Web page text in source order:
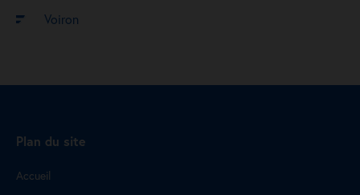
Voiron
Plan du site
Accueil